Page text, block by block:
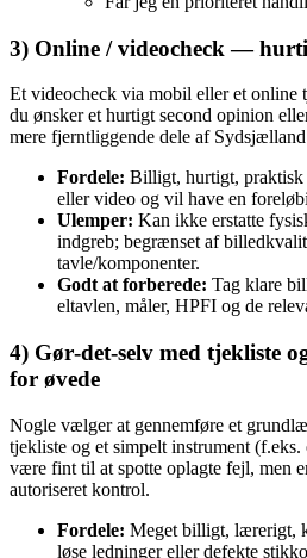
3) Online / videocheck —
Et videocheck via mobil eller et online
du ønsker et hurtigt second opinion
mere fjerntliggende dele af
Fordele: Billigt, hurtigt, praktisk
eller video og vil have en
Ulemper: Kan ikke erstatte
indgreb; begrænset af
tavle/komponenter.
Godt at forberede: Tag klare
eltavlen, måler, HPFI og de
4) Gør‑det‑selv med tjekliste
for øvede
Nogle vælger at gennemføre et
tjekliste og et simpelt instrument
være fint til at spotte oplagte fejl, men
autoriseret kontrol.
Fordele: Meget billigt, lærerigt,
løse ledninger eller defekte